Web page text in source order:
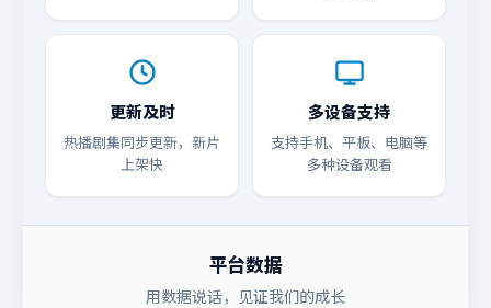
更新及时
热播剧集同步更新，新片
上架快
多设备支持
支持手机、平板、电脑等
多种设备观看
平台数据
用数据说话，见证我们的成长